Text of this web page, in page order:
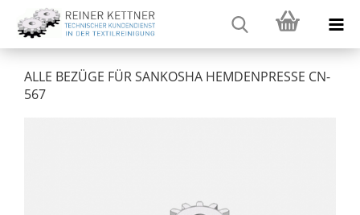
ALLE BEZÜGE FÜR SANKOSHA HEMDENPRESSE CN-
567